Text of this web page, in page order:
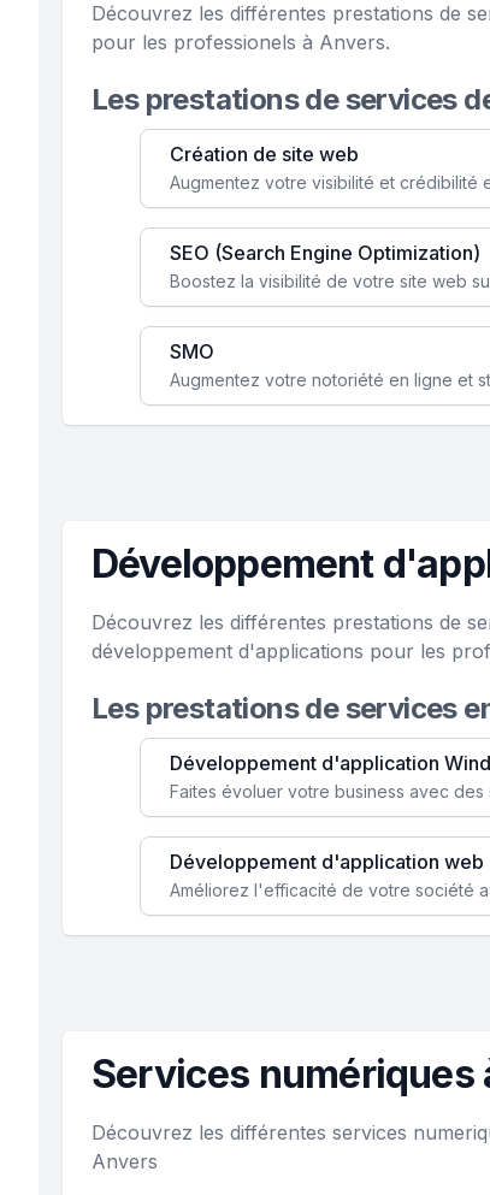
Découvrez les différentes prestations de
pour les professionels à Anvers.
Les prestations de services
Création de site web
SEO (Search Engine Optimization)
SMO
Développement
Découvrez les différentes prestations de
développement d'applications pour les
Les prestations de services
Développement d'application
Développement d'application web
Services numériques
Découvrez les différentes services
Anvers